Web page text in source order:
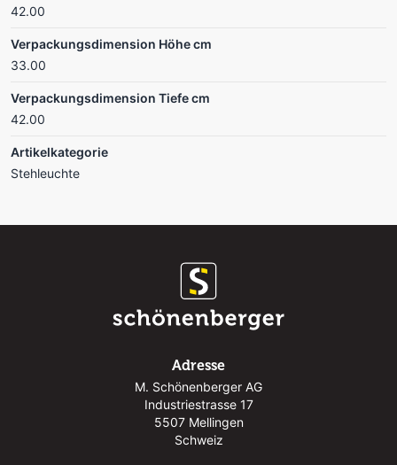
42.00
Verpackungsdimension Höhe cm
33.00
Verpackungsdimension Tiefe cm
42.00
Artikelkategorie
Stehleuchte
Adresse
M. Schönenberger AG
Industriestrasse 17
5507 Mellingen
Schweiz